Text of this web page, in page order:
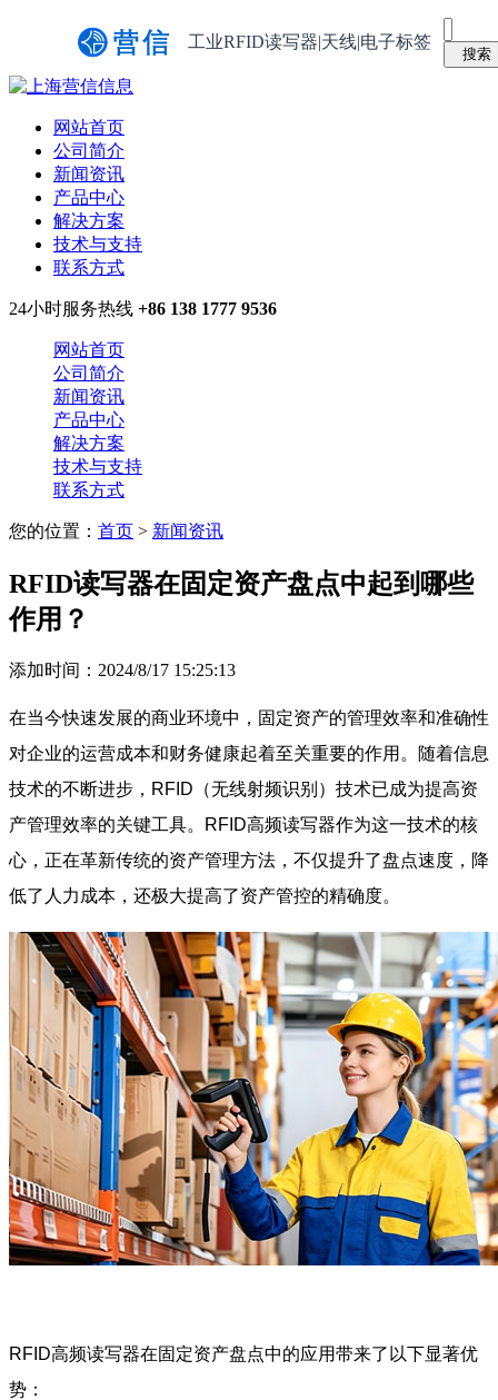
工业RFID读写器|天线|电子标签
网站首页
公司简介
新闻资讯
产品中心
解决方案
技术与支持
联系方式
24小时服务热线 +86 138 1777 9536
网站首页
公司简介
新闻资讯
产品中心
解决方案
技术与支持
联系方式
您的位置： 首页 > 新闻资讯
RFID读写器在固定资产盘点中起到哪些
作用？
添加时间：2024/8/17 15:25:13
在当今快速发展的商业环境中，固定资产的管理效率和准确性
对企业的运营成本和财务健康起着至关重要的作用。随着信息
技术的不断进步，RFID（无线射频识别）技术已成为提高资
产管理效率的关键工具。RFID高频读写器作为这一技术的核
心，正在革新传统的资产管理方法，不仅提升了盘点速度，降
低了人力成本，还极大提高了资产管控的精确度。
RFID高频读写器在固定资产盘点中的应用带来了以下显著优
势：